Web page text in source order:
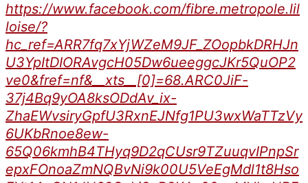
https://www.facebook.com/fibre.metropole.lil
loise/?
hc_ref=ARR7fq7xYjWZeM9JF_ZOopbkDRHJn
U3YpItDIORAvgcH05Dw6ueeggcJKr5QuOP2
ve0&fref=nf&__xts__[0]=68.ARC0JiF-
37j4Bq9yOA8ksODdAv_ix-
ZhaEWvsiryGpfU3RxnEJNfg1PU3wxWaTTzVy
6UKbRnoe8ew-
65Q06kmhB4THyq9D2qCUsr9TZuuqvIPnpSr
epxFOnoaZmNQBvNi9k00U5VeEgMdl1t8Hso